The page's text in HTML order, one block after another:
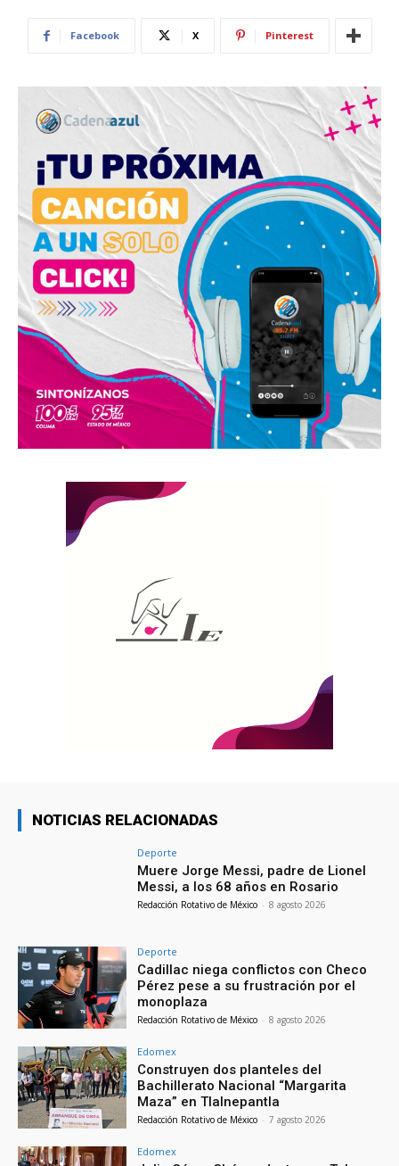
Facebook X Pinterest
NOTICIAS RELACIONADAS
Deporte
Muere Jorge Messi, padre de Lionel
Messi, a los 68 años en Rosario
Redacción Rotativo de México - 8 agosto 2026
Deporte
Cadillac niega conflictos con Checo
Pérez pese a su frustración por el
monoplaza
Redacción Rotativo de México - 8 agosto 2026
Edomex
Construyen dos planteles del
Bachillerato Nacional “Margarita
Maza” en Tlalnepantla
Redacción Rotativo de México - 7 agosto 2026
Edomex